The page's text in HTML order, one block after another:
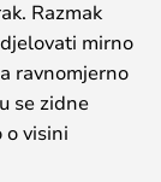
Razmak
mirno
ravnomjerno
se zidne
o visini